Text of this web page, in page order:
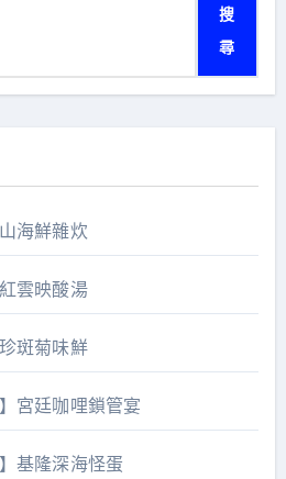
搜
尋
海鮮雜炊
雲映酸湯
斑菊味鮮
宮廷咖哩鎖管宴
基隆深海怪蛋